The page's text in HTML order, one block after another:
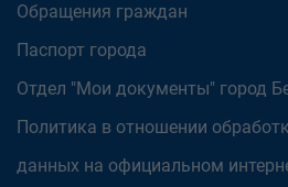
Обращения граждан
Паспорт города
Отдел "Мои документы" город
Политика в отношении
данных на официальном